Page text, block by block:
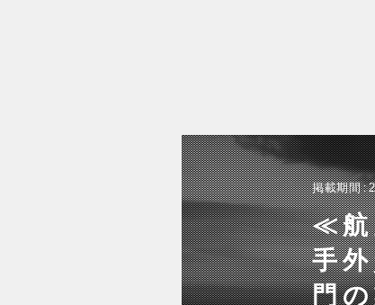
掲載期間
≪航
手
門